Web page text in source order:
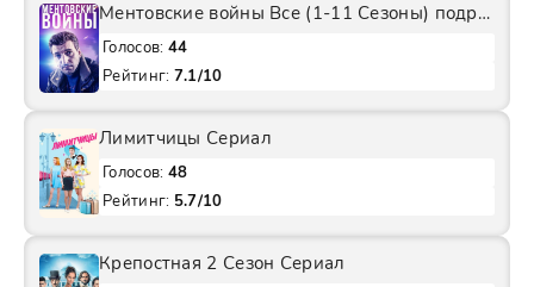
Ментовские войны Все (1-11 Сезоны) подряд Сериал
Голосов: 44
Рейтинг: 7.1/10
Лимитчицы Сериал
Голосов: 48
Рейтинг: 5.7/10
Крепостная 2 Сезон Сериал